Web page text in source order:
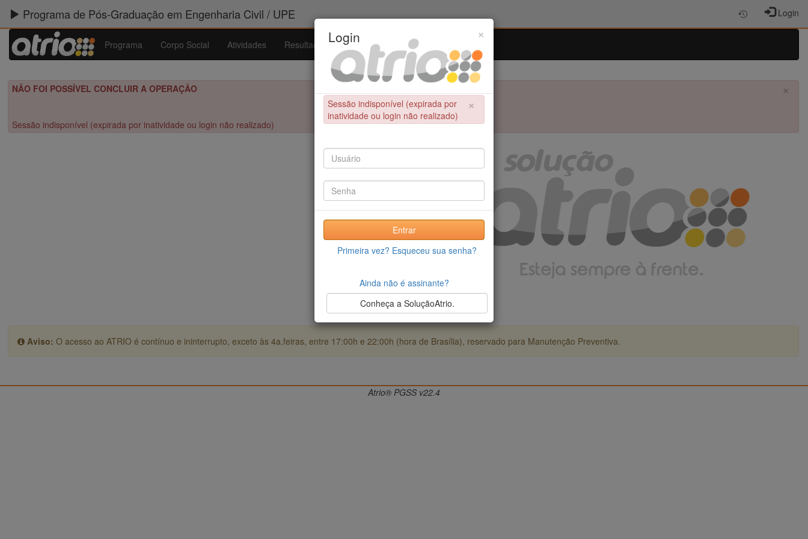
Programa de Pós-Graduação em Engenharia Civil / UPE Login
Programa Corpo Social Atividades Resultados Admissão Ferramentas
×
NÃO FOI POSSÍVEL CONCLUIR A OPERAÇÃO
Sessão indisponível (expirada por inatividade ou login não realizado)
Aviso: O acesso ao ATRIO é contínuo e ininterrupto, exceto às 4a.feiras, entre 17:00h e 22:00h (hora de Brasília), reservado para Manutenção Preventiva.
×
Login
×
Sessão indisponível (expirada por
inatividade ou login não realizado)
Entrar
Primeira vez? Esqueceu sua senha?
Ainda não é assinante?
Conheça a SoluçãoAtrio.
Atrio® PGSS v22.4